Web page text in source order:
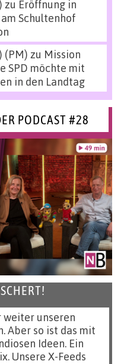
zu Eröffnung in
Schultenhof
(PM) zu Mission
SPD möchte mit
in den Landtag
PODCAST #28
unseren
Aber so ist das mit
Ideen. Ein
Unsere X-Feeds